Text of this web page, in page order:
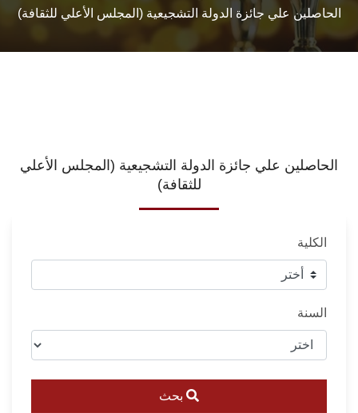
الحاصلين علي جائزة الدولة التشجيعية (المجلس الأعلي للثقافة)
الحاصلين علي جائزة الدولة التشجيعية (المجلس الأعلي
للثقافة)
الكلية
السنة
بحث